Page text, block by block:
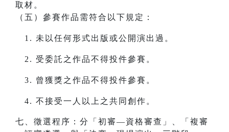
取材。
（五）參賽作品需符合以下規定：
未以任何形式出版或公開演出過。
受委託之作品不得投件參賽。
曾獲獎之作品不得投件參賽。
不接受一人以上之共同創作。
七、徵選程序：分「初審—資格審查」、「複審